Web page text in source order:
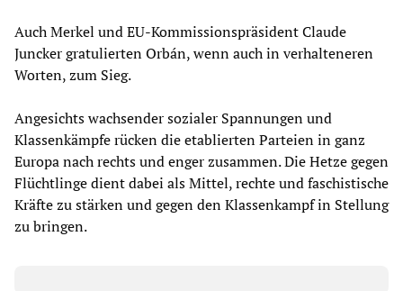
Auch Merkel und EU-Kommissionspräsident Claude
Juncker gratulierten Orbán, wenn auch in verhalteneren
Worten, zum Sieg.
Angesichts wachsender sozialer Spannungen und
Klassenkämpfe rücken die etablierten Parteien in ganz
Europa nach rechts und enger zusammen. Die Hetze gegen
Flüchtlinge dient dabei als Mittel, rechte und faschistische
Kräfte zu stärken und gegen den Klassenkampf in Stellung
zu bringen.